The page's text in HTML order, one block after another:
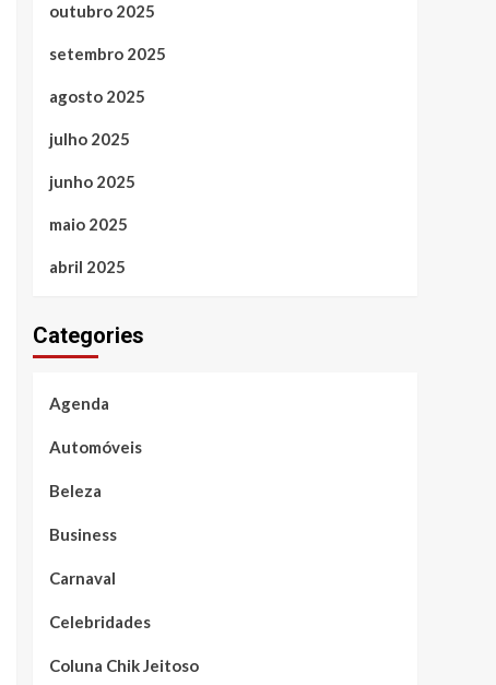
outubro 2025
setembro 2025
agosto 2025
julho 2025
junho 2025
maio 2025
abril 2025
Categories
Agenda
Automóveis
Beleza
Business
Carnaval
Celebridades
Coluna Chik Jeitoso